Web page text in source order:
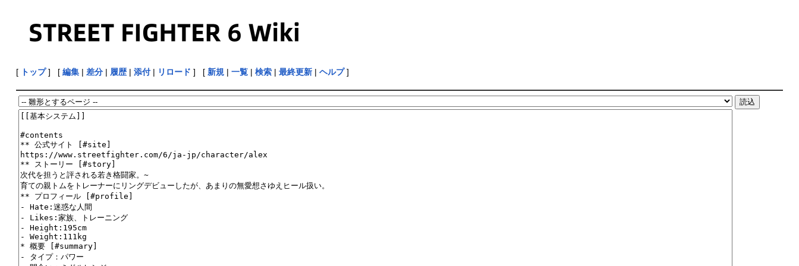
[ トップ] [ 編集| 差分| 履歴| 添付| リロード ] [ 新規| 一覧| 検索| 最終更新| ヘルプ]